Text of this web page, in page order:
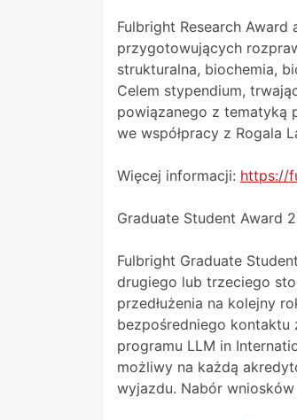
Fulbright Research
przygotowujących
strukturalna, biochemia,
Celem stypendium,
powiązanego z tematyką
we współpracy z Rogala
Więcej informacji: https://
Graduate Student Award
Fulbright Graduate
drugiego lub trzeciego
przedłużenia na kolejny
bezpośredniego kontaktu
programu LLM in
możliwy na każdą
wyjazdu. Nabór